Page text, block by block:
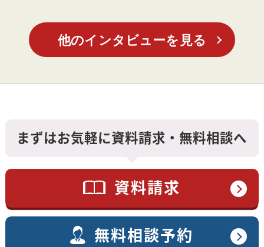
他のインタビューを見る
まずはお気軽に資料請求・無料相談へ
資料請求
無料相談予約